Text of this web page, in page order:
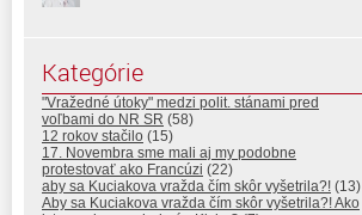
Kategórie
"Vražedné útoky" medzi polit. stánami pred
voľbami do NR SR (58)
12 rokov stačilo (15)
17. Novembra sme mali aj my podobne
protestovať ako Francúzi (22)
aby sa Kuciakova vražda čím skôr vyšetrila?! (13)
Aby sa Kuciakova vražda čím skôr vyšetrila?! Ako